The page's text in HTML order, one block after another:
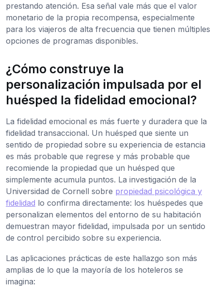
prestando atención. Esa señal vale más que el valor
monetario de la propia recompensa, especialmente
para los viajeros de alta frecuencia que tienen múltiples
opciones de programas disponibles.
¿Cómo construye la
personalización impulsada por el
huésped la fidelidad emocional?
La fidelidad emocional es más fuerte y duradera que la
fidelidad transaccional. Un huésped que siente un
sentido de propiedad sobre su experiencia de estancia
es más probable que regrese y más probable que
recomiende la propiedad que un huésped que
simplemente acumula puntos. La investigación de la
Universidad de Cornell sobre propiedad psicológica y
fidelidad lo confirma directamente: los huéspedes que
personalizan elementos del entorno de su habitación
demuestran mayor fidelidad, impulsada por un sentido
de control percibido sobre su experiencia.
Las aplicaciones prácticas de este hallazgo son más
amplias de lo que la mayoría de los hoteleros se
imagina: